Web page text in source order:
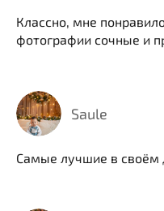
Классно, мне
фотографии сочные и
Saule
Самые лучшие в своём